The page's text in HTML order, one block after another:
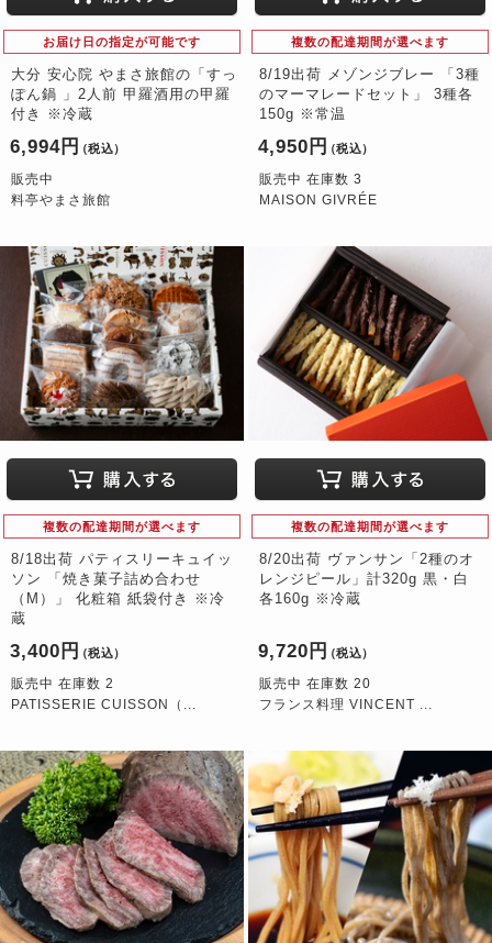
お届け日の指定が可能です
大分 安心院 やまさ旅館の「すっ
ぽん鍋 」2人前 甲羅酒用の甲羅
付き ※冷蔵
6,994円 （税込）
販売中
料亭やまさ旅館
複数の配達期間が選べます
8/19出荷 メゾンジブレー 「3種
のマーマレードセット」 3種各
150g ※常温
4,950円 （税込）
販売中 在庫数 3
MAISON GIVRÉE
複数の配達期間が選べます
8/18出荷 パティスリーキュイッ
ソン 「焼き菓子詰め合わせ
（M）」 化粧箱 紙袋付き ※冷
蔵
3,400円 （税込）
販売中 在庫数 2
PATISSERIE CUISSON（...
複数の配達期間が選べます
8/20出荷 ヴァンサン「2種のオ
レンジピール」計320g 黒・白
各160g ※冷蔵
9,720円 （税込）
販売中 在庫数 20
フランス料理 VINCENT ...